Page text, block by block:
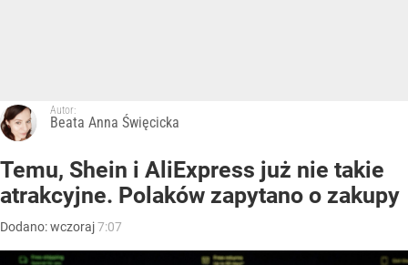
Autor:
Beata Anna Święcicka
Temu, Shein i AliExpress już nie takie
atrakcyjne. Polaków zapytano o zakupy
Dodano:wczoraj7:07